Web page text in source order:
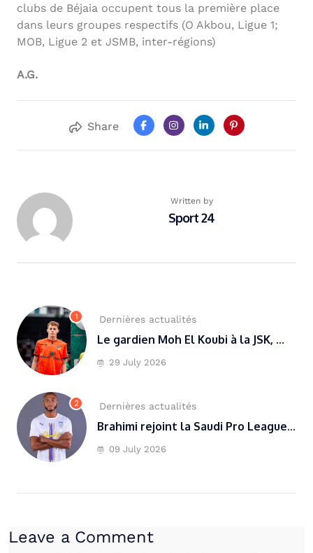
clubs de Béjaia occupent tous la première place
dans leurs groupes respectifs (O Akbou, Ligue 1;
MOB, Ligue 2 et JSMB, inter-régions)
A.G.
Share
Written by
Sport 24
1 Dernières actualités
Le gardien Moh El Koubi à la JSK, ...
29 July 2026
2 Dernières actualités
Brahimi rejoint la Saudi Pro League...
09 July 2026
Leave a Comment